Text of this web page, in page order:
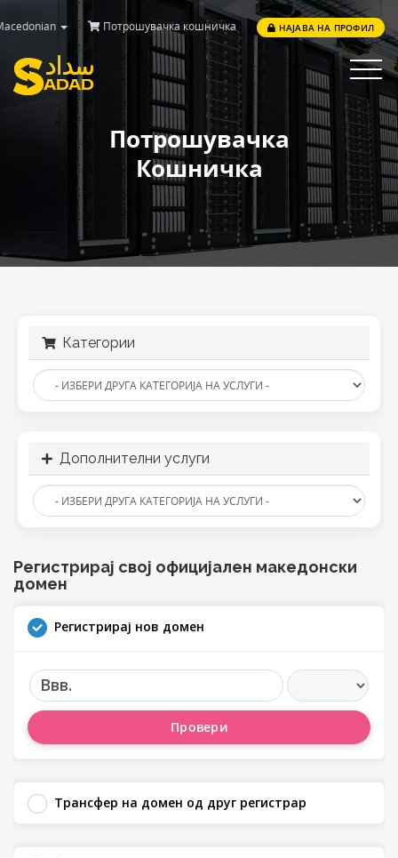
Потрошувачка кошничка НАЈАВА НА ПРОФИЛ
Toggle
Потрошувачка
Кошничка
Категории
Дополнителни услуги
Регистрирај свој официјален македонски
домен
Регистрирај нов домен
Ввв.
Провери
Трансфер на домен од друг регистрар